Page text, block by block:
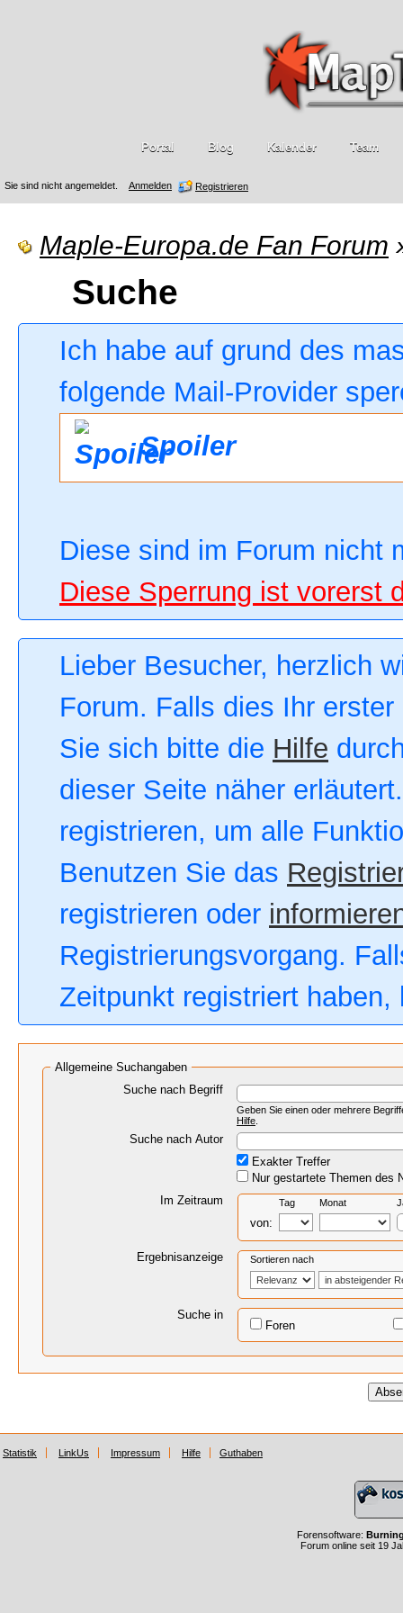
Sie sind nicht angemeldet. Anmelden Registrieren
Portal Blog Kalender Team
Maple-Europa.de Fan Forum
Suche
Ich habe auf grund des
folgende Mail-Provider
Spoiler
Diese sind im Forum nicht
Diese Sperrung ist vorerst
Lieber Besucher, herzlich
Forum. Falls dies Ihr
Sie sich bitte die Hilfe
dieser Seite näher
registrieren, um alle
Benutzen Sie das
registrieren oder
Registrierungsvorgang.
Zeitpunkt registriert
Allgemeine Suchangaben
Suche nach Begriff
Geben Sie einen oder mehrere
Hilfe
Suche nach Autor
Exakter Treffer
Nur gestartete Themen des
Im Zeitraum
von:
Tag Monat
Ergebnisanzeige Sortieren nach
Suche in
Foren
Statistik LinkUs Impressum Hilfe Guthaben
Forensoftware:
Forum online seit 19